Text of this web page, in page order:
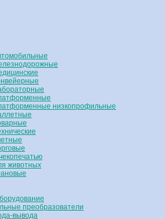
низкопрофильные
животных
преобразователи
вывода